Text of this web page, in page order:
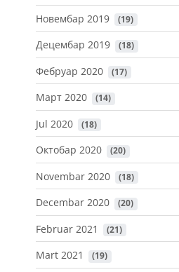
Новембар 2019 (19)
Децембар 2019 (18)
Фебруар 2020 (17)
Март 2020 (14)
Jul 2020 (18)
Октобар 2020 (20)
Novembar 2020 (18)
Decembar 2020 (20)
Februar 2021 (21)
Mart 2021 (19)